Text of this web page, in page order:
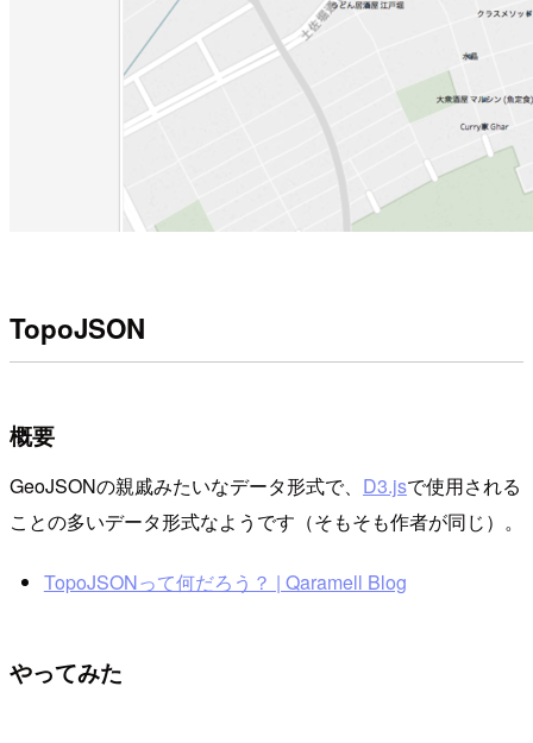
TopoJSON
概要
GeoJSONの親戚みたいなデータ形式で、 D3.jsで使用される
ことの多いデータ形式なようです（そもそも作者が同じ）。
TopoJSONって何だろう？ | Qaramell Blog
やってみた